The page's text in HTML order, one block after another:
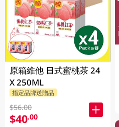
原箱維他 日式蜜桃茶 24
X 250ML
指定品牌送贈品
$56.00
$40.00